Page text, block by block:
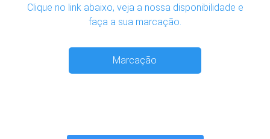
Clique no link abaixo, veja a nossa disponibilidade e
faça a sua marcação.
Marcação